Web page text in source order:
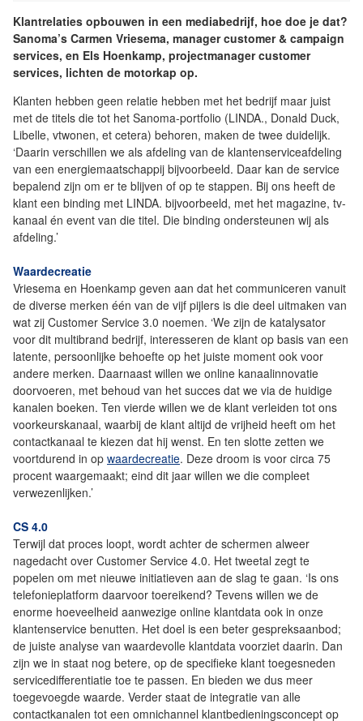
Klantrelaties opbouwen in een mediabedrijf, hoe doe je dat?
Sanoma’s Carmen Vriesema, manager customer & campaign
services, en Els Hoenkamp, projectmanager customer
services, lichten de motorkap op.
Klanten hebben geen relatie hebben met het bedrijf maar juist
met de titels die tot het Sanoma-portfolio (LINDA., Donald Duck,
Libelle, vtwonen, et cetera) behoren, maken de twee duidelijk.
‘Daarin verschillen we als afdeling van de klantenserviceafdeling
van een energiemaatschappij bijvoorbeeld. Daar kan de service
bepalend zijn om er te blijven of op te stappen. Bij ons heeft de
klant een binding met LINDA. bijvoorbeeld, met het magazine, tv-
kanaal én event van die titel. Die binding ondersteunen wij als
afdeling.’
Waardecreatie
Vriesema en Hoenkamp geven aan dat het communiceren vanuit
de diverse merken één van de vijf pijlers is die deel uitmaken van
wat zij Customer Service 3.0 noemen. ‘We zijn de katalysator
voor dit multibrand bedrijf, interesseren de klant op basis van een
latente, persoonlijke behoefte op het juiste moment ook voor
andere merken. Daarnaast willen we online kanaalinnovatie
doorvoeren, met behoud van het succes dat we via de huidige
kanalen boeken. Ten vierde willen we de klant verleiden tot ons
voorkeurskanaal, waarbij de klant altijd de vrijheid heeft om het
contactkanaal te kiezen dat hij wenst. En ten slotte zetten we
voortdurend in op waardecreatie. Deze droom is voor circa 75
procent waargemaakt; eind dit jaar willen we die compleet
verwezenlijken.’
CS 4.0
Terwijl dat proces loopt, wordt achter de schermen alweer
nagedacht over Customer Service 4.0. Het tweetal zegt te
popelen om met nieuwe initiatieven aan de slag te gaan. ‘Is ons
telefonieplatform daarvoor toereikend? Tevens willen we de
enorme hoeveelheid aanwezige online klantdata ook in onze
klantenservice benutten. Het doel is een beter gespreksaanbod;
de juiste analyse van waardevolle klantdata voorziet daarin. Dan
zijn we in staat nog betere, op de specifieke klant toegesneden
servicedifferentiatie toe te passen. En bieden we dus meer
toegevoegde waarde. Verder staat de integratie van alle
contactkanalen tot een omnichannel klantbedieningsconcept op